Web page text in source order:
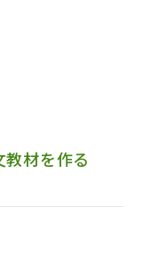
材を作る